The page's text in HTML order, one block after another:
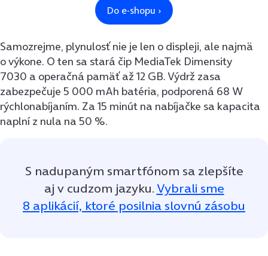
Samozrejme, plynulosť nie je len o displeji, ale najmä
o výkone. O ten sa stará čip MediaTek Dimensity
7030 a operačná pamäť až 12 GB. Výdrž zasa
zabezpečuje 5 000 mAh batéria, podporená 68 W
rýchlonabíjaním. Za 15 minút na nabíjačke sa kapacita
naplní z nula na 50 %.
S nadupaným smartfónom sa zlepšíte
aj v cudzom jazyku. Vybrali sme
8 aplikácií, ktoré posilnia slovnú zásobu